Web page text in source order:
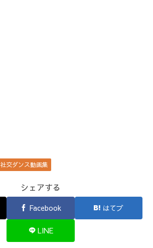
社交ダンス動画集
シェアする
Facebook はてブ
LINE